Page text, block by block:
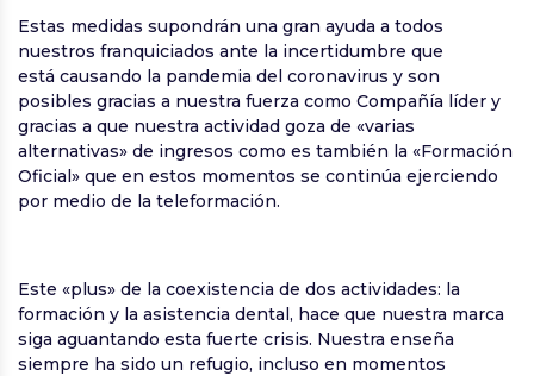
Estas medidas supondrán una gran ayuda a todos
nuestros franquiciados ante la incertidumbre que
está causando la pandemia del coronavirus y son
posibles gracias a nuestra fuerza como Compañía líder y
gracias a que nuestra actividad goza de «varias
alternativas» de ingresos como es también la «Formación
Oficial» que en estos momentos se continúa ejerciendo
por medio de la teleformación.
Este «plus» de la coexistencia de dos actividades: la
formación y la asistencia dental, hace que nuestra marca
siga aguantando esta fuerte crisis. Nuestra enseña
siempre ha sido un refugio, incluso en momentos